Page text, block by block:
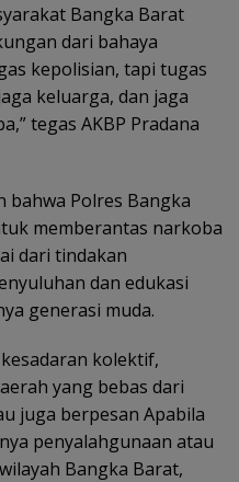
Bangka Barat
dari bahaya
kepolisian, tapi tugas
keluarga, dan jaga
tegas AKBP Pradana
bahwa Polres Bangka
memberantas narkoba
dari tindakan
dan edukasi
generasi muda.
kolektif,
yang bebas dari
juga berpesan Apabila
penyalahgunaan atau
Bangka Barat,